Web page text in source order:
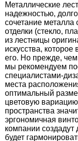
Металлические
надежностью,
сочетание
отделки (стекло,
из лестницы
искусства,
его. Но прежде, чем
мы рекомендуем
специалистами-
места
оптимальный
цветовую
пространства
эргономичная
компании создадут
будет